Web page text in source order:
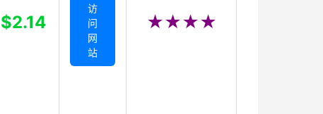
$2.14
访
问
网
站
★★★★